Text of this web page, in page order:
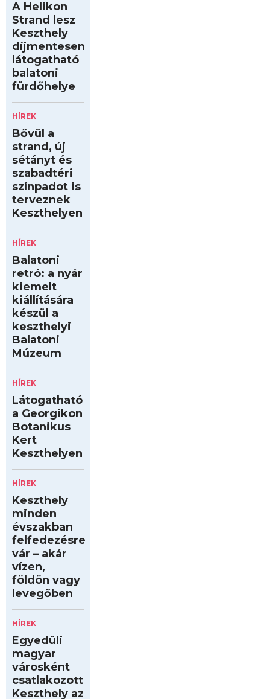
A Helikon
Strand lesz
Keszthely
díjmentesen
látogatható
balatoni
fürdőhelye
HÍREK
Bővül a
strand, új
sétányt és
szabadtéri
színpadot is
terveznek
Keszthelyen
HÍREK
Balatoni
retró: a nyár
kiemelt
kiállítására
készül a
keszthelyi
Balatoni
Múzeum
HÍREK
Látogatható
a Georgikon
Botanikus
Kert
Keszthelyen
HÍREK
Keszthely
minden
évszakban
felfedezésre
vár – akár
vízen,
földön vagy
levegőben
HÍREK
Egyedüli
magyar
városként
csatlakozott
Keszthely az